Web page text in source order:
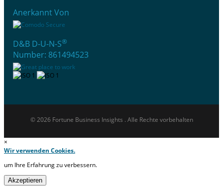
Anerkannt Von
D&B D-U-N-S®
Number: 861494523
© 2026 Fortune Business Insights . Alle Rechte vorbehalten
×
Wir verwenden Cookies.
um Ihre Erfahrung zu verbessern.
Akzeptieren